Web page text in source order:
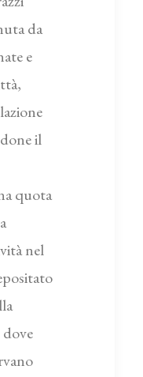
da
e
il
quota
nel
dove